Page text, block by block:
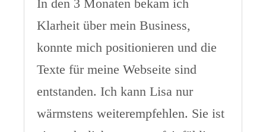
In den 3 Monaten bekam ich
Klarheit über mein Business,
konnte mich positionieren und die
Texte für meine Webseite sind
entstanden. Ich kann Lisa nur
wärmstens weiterempfehlen. Sie ist